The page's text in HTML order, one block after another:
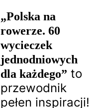
„Polska na
rowerze. 60
wycieczek
jednodniowych
dla każdego” to
przewodnik
pełen inspiracji!